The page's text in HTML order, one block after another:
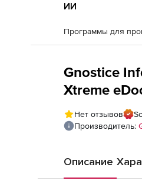
ИИ
Программы для
Gnostice
Xtreme
Нет отзывов
Производитель:
Описание